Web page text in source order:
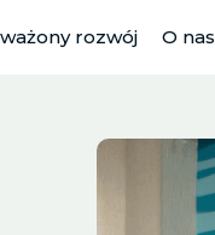
rozwój O nas